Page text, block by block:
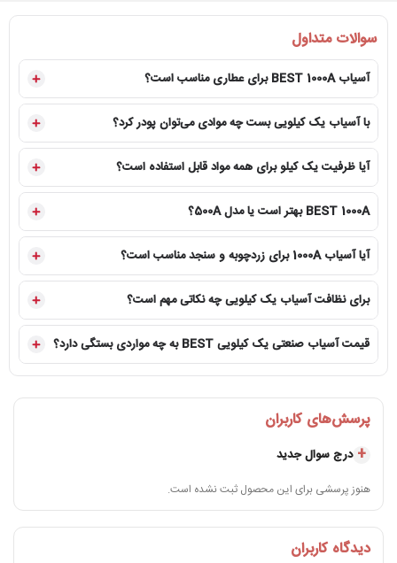
ذغال های موتور از کنار دستگاه باز شده و با دغال های یدکی جابجا شود.
سوالات متداول
آسیاب BEST 1000A برای عطاری مناسب است؟
با آسیاب یک کیلویی بست چه موادی می‌توان پودر کرد؟
آیا ظرفیت یک کیلو برای همه مواد قابل استفاده است؟
BEST 1000A بهتر است یا مدل 500A؟
آیا آسیاب 1000A برای زردچوبه و سنجد مناسب است؟
برای نظافت آسیاب یک کیلویی چه نکاتی مهم است؟
قیمت آسیاب صنعتی یک کیلویی BEST به چه مواردی بستگی دارد؟
پرسش‌های کاربران
درج سوال جدید
هنوز پرسشی برای این محصول ثبت نشده است.
دیدگاه کاربران